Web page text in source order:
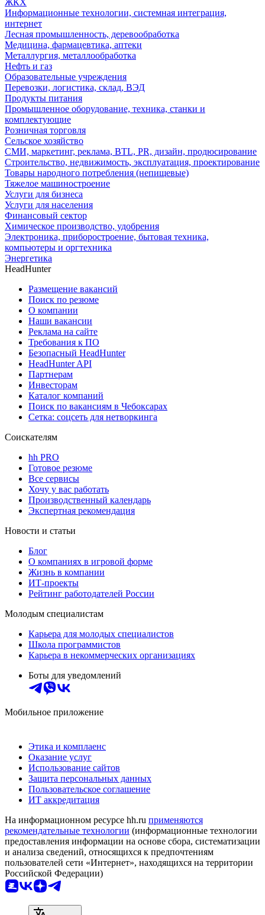
Информационные технологии, системная интеграция,
интернет
Лесная промышленность, деревообработка
Медицина, фармацевтика, аптеки
Металлургия, металлообработка
Нефть и газ
Образовательные учреждения
Перевозки, логистика, склад, ВЭД
Продукты питания
Промышленное оборудование, техника, станки и
комплектующие
Розничная торговля
Сельское хозяйство
СМИ, маркетинг, реклама, BTL, PR, дизайн, продюсирование
Строительство, недвижимость, эксплуатация, проектирование
Товары народного потребления (непищевые)
Тяжелое машиностроение
Услуги для бизнеса
Услуги для населения
Финансовый сектор
Химическое производство, удобрения
Электроника, приборостроение, бытовая техника,
компьютеры и оргтехника
Энергетика
HeadHunter
Размещение вакансий
Поиск по резюме
О компании
Наши вакансии
Реклама на сайте
Требования к ПО
Безопасный HeadHunter
HeadHunter API
Партнерам
Инвесторам
Каталог компаний
Поиск по вакансиям в Чебоксарах
Сетка: соцсеть для нетворкинга
Соискателям
hh PRO
Готовое резюме
Все сервисы
Хочу у вас работать
Производственный календарь
Экспертная рекомендация
Новости и статьи
Блог
О компаниях в игровой форме
Жизнь в компании
ИТ-проекты
Рейтинг работодателей России
Молодым специалистам
Карьера для молодых специалистов
Школа программистов
Карьера в некоммерческих организациях
Боты для уведомлений
Мобильное приложение
Этика и комплаенс
Оказание услуг
Использование сайтов
Защита персональных данных
Пользовательское соглашение
ИТ аккредитация
На информационном ресурсе hh.ru применяются
рекомендательные технологии (информационные технологии
предоставления информации на основе сбора, систематизации
и анализа сведений, относящихся к предпочтениям
пользователей сети «Интернет», находящихся на территории
Российской Федерации)